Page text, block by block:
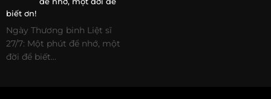
biết ơn!
Ngày Thương binh Liệt sĩ
27/7: Một phút để nhớ, một
đời để biết...